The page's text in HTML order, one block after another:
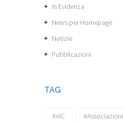
In Evidenza
News per Homepage
Notizie
Pubblicazioni
TAG
#AIC #Associazioni